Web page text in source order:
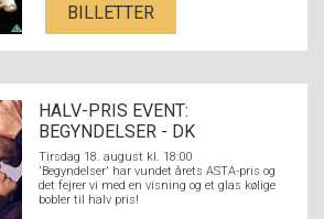
BILLETTER
HALV-PRIS EVENT:
BEGYNDELSER - DK
UNDERTEKSTER
Tirsdag 18. august kl. 18:00
'Begyndelser' har vundet årets ASTA-pris og
det fejrer vi med en visning og et glas kølige
bobler til halv pris!